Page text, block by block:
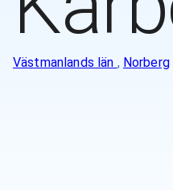
Västmanlands län , Norberg